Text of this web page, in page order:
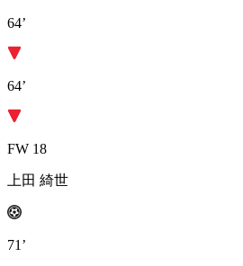
64’
64’
FW 18
上田 綺世
71’